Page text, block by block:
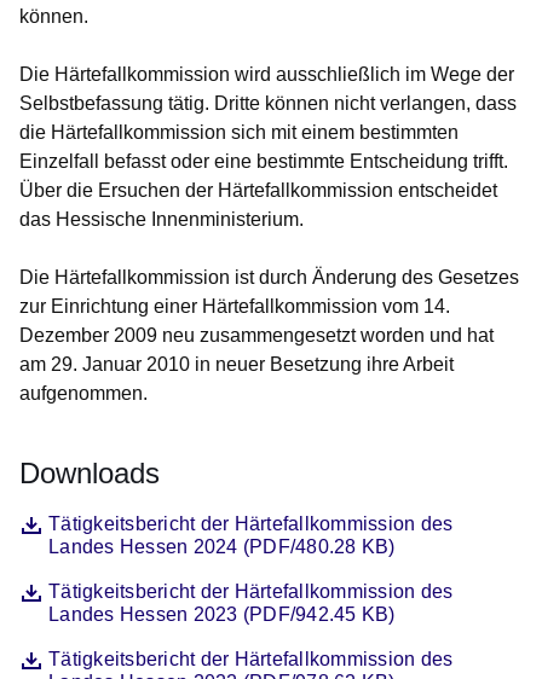
können.
Die Härtefallkommission wird ausschließlich im Wege der
Selbstbefassung tätig. Dritte können nicht verlangen, dass
die Härtefallkommission sich mit einem bestimmten
Einzelfall befasst oder eine bestimmte Entscheidung trifft.
Über die Ersuchen der Härtefallkommission entscheidet
das Hessische Innenministerium.
Die Härtefallkommission ist durch Änderung des Gesetzes
zur Einrichtung einer Härtefallkommission vom 14.
Dezember 2009 neu zusammengesetzt worden und hat
am 29. Januar 2010 in neuer Besetzung ihre Arbeit
aufgenommen.
Downloads
DateiTätigkeitsbericht der Härtefallkommission des
Landes Hessen 2024 (PDF/480.28 KB)
Öffnet sich in einem neuen Fenster
DateiTätigkeitsbericht der Härtefallkommission des
Landes Hessen 2023 (PDF/942.45 KB)
Öffnet sich in einem neuen Fenster
DateiTätigkeitsbericht der Härtefallkommission des
Öffnet sich in einem neuen Fenster